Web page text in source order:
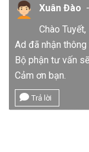
Xuân Đào -
Chào Tuyết,
Ad đã nhận
Bộ phận tư vấn
Cảm ơn bạn.
Trả lời